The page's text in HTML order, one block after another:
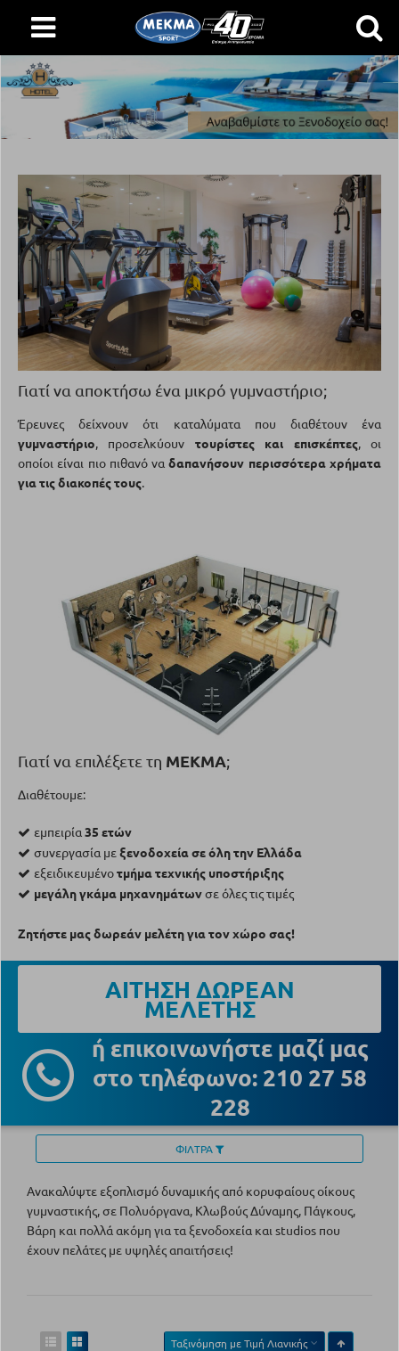
Γιατί να αποκτήσω ένα μικρό γυμναστήριο;
Έρευνες δείχνουν ότι καταλύματα που διαθέτουν ένα
γυμναστήριο, προσελκύουν τουρίστες και επισκέπτες, οι
οποίοι είναι πιο πιθανό ναδαπανήσουν περισσότερα χρήματα
για τις διακοπές τους.
Γιατί να επιλέξετε τη ΜΕΚΜΑ;
Διαθέτουμε:
εμπειρία35 ετών
συνεργασία μεξενοδοχεία σε όλη την Ελλάδα
εξειδικευμένοτμήμα τεχνικής υποστήριξης
μεγάλη γκάμα μηχανημάτωνσε όλες τις τιμές
Ζητήστε μας δωρεάν μελέτη για τον χώρο σας!
ΑΙΤΗΣΗ ΔΩΡΕΑΝ
ΜΕΛΕΤΗΣ
ή επικοινωνήστε μαζί μας
στο τηλέφωνο: 210 27 58
228
ΦΙΛΤΡΑ
Ανακαλύψτε εξοπλισμό δυναμικής από κορυφαίους οίκους
γυμναστικής, σε Πολυόργανα, Κλωβούς Δύναμης, Πάγκους,
Βάρη και πολλά ακόμη για τα ξενοδοχεία και studios που
έχουν πελάτες με υψηλές απαιτήσεις!
Ταξινόμηση μεΤιμή Λιανικής